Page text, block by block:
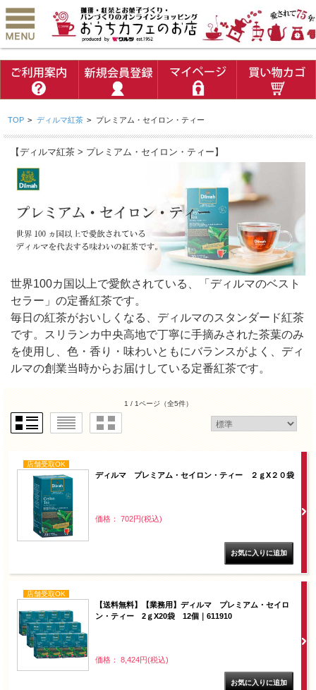
TOP > ディルマ紅茶 > プレミアム・セイロン・ティー
【ディルマ紅茶 > プレミアム・セイロン・ティー】
世界100カ国以上で愛飲されている、「ディルマのベスト
セラー」の定番紅茶です。
毎日の紅茶がおいしくなる、ディルマのスタンダード紅茶
です。スリランカ中央高地で丁寧に手摘みされた茶葉のみ
を使用し、色・香り・味わいともにバランスがよく、ディ
ルマの創業当時からお届けしている定番紅茶です。
1 / 1ページ （全5件）
店舗受取OK
ディルマ プレミアム・セイロン・ティー ２ｇX２０袋
価格： 702円(税込)
店舗受取OK
【送料無料】【業務用】ディルマ プレミアム・セイロ
ン・ティー 2ｇX20袋 12個｜611910
価格： 8,424円(税込)